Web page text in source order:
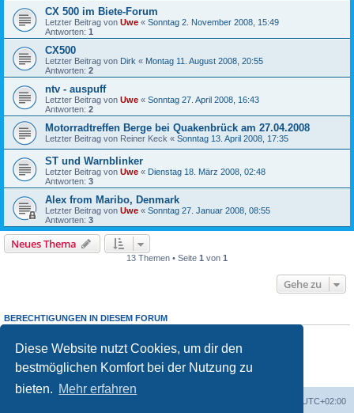
Diese Website nutzt Cookies, um dir den
bestmöglichen Komfort bei der Nutzung zu
bieten. Mehr erfahren
CX 500 im Biete-Forum
Letzter Beitrag von Uwe « Sonntag 2. November 2008, 15:49
Antworten: 1
CX500
Letzter Beitrag von Dirk « Montag 11. August 2008, 20:55
Antworten: 2
ntv - auspuff
Letzter Beitrag von Uwe « Sonntag 27. April 2008, 16:43
Antworten: 2
Motorradtreffen Berge bei Quakenbrück am 27.04.2008
Letzter Beitrag von Reiner Keck « Sonntag 13. April 2008, 17:35
ST und Warnblinker
Letzter Beitrag von Uwe « Dienstag 18. März 2008, 02:48
Antworten: 3
Alex from Maribo, Denmark
Letzter Beitrag von Uwe « Sonntag 27. Januar 2008, 08:55
Antworten: 3
Neues Thema
13 Themen • Seite 1 von 1
Gehe zu
BERECHTIGUNGEN IN DIESEM FORUM
Du darfst keineAntworten zu Themen in diesem Forum erstellen.
Du darfst deine Beiträge in diesem Forumnichtändern.
Du darfst deine Beiträge in diesem Forum nicht löschen.
keine
UTC+02:00